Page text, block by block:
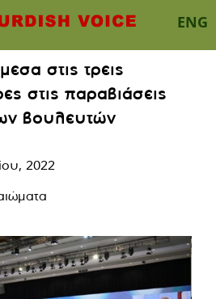
ENG
στις τρεις
στις παραβιάσεις
βουλευτών
2022